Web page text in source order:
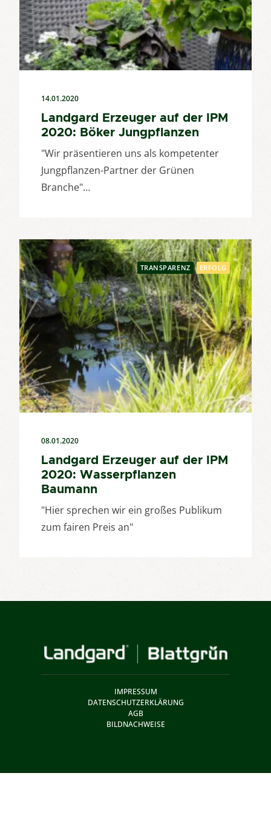
14.01.2020
Landgard Erzeuger auf der IPM
2020: Böker Jungpflanzen
"Wir präsentieren uns als kompetenter
Jungpflanzen-Partner der Grünen
Branche"…
TRANSPARENZ ERFOLG
08.01.2020
Landgard Erzeuger auf der IPM
2020: Wasserpflanzen
Baumann
"Hier sprechen wir ein großes Publikum
zum fairen Preis an"
IMPRESSUM
DATENSCHUTZERKLÄRUNG
AGB
BILDNACHWEISE